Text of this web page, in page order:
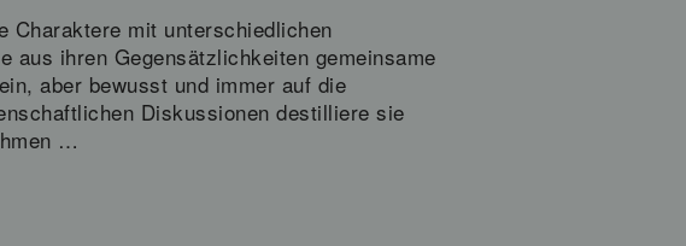
Charaktere mit unterschiedlichen
aus ihren Gegensätzlichkeiten gemeinsame
aber bewusst und immer auf die
Diskussionen destilliere sie
…